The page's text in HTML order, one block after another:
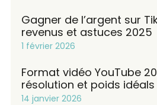
Gagner de l’argent sur
revenus et astuces 2025
1 février 2026
Format vidéo YouTube
résolution et poids idéals
14 janvier 2026